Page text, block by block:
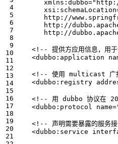
xmlns:dubbo=
http://
<!-- 提供方应用信息，用
<dubbo:application
<!-- 使用 multicast 广播
<dubbo:registry
<!-- 用 dubbo 协议在
<dubbo:protocol
name=
<!-- 声明需要暴露的服务
<dubbo:service